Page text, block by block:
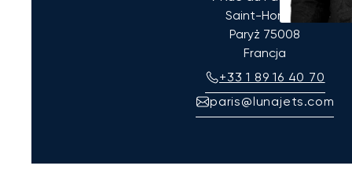
Saint-Honoré
Paryż 75008
Francja
+33 1 89 16 40 70
paris@lunajets.com